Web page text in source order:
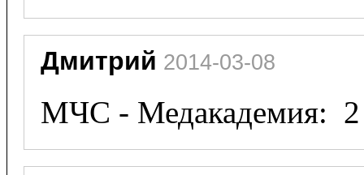
Дмитрий 2014-03-08
МЧС - Медакадемия: